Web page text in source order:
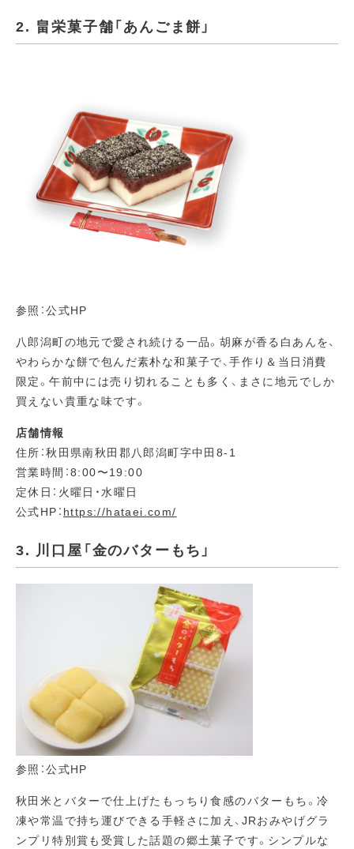
2. 畠栄菓子舗「あんごま餅」
参照：公式HP
八郎潟町の地元で愛され続ける一品。胡麻が香る白あんを、
やわらかな餅で包んだ素朴な和菓子で、手作り＆当日消費
限定。午前中には売り切れることも多く、まさに地元でしか
買えない貴重な味です。
店舗情報
住所：秋田県南秋田郡八郎潟町字中田8-1
営業時間：8:00〜19:00
定休日：火曜日・水曜日
公式HP： https://hataei.com/
3. 川口屋「金のバターもち」
参照：公式HP
秋田米とバターで仕上げたもっちり食感のバターもち。冷
凍や常温で持ち運びできる手軽さに加え、JRおみやげグラ
ンプリ特別賞も受賞した話題の郷土菓子です。シンプルな